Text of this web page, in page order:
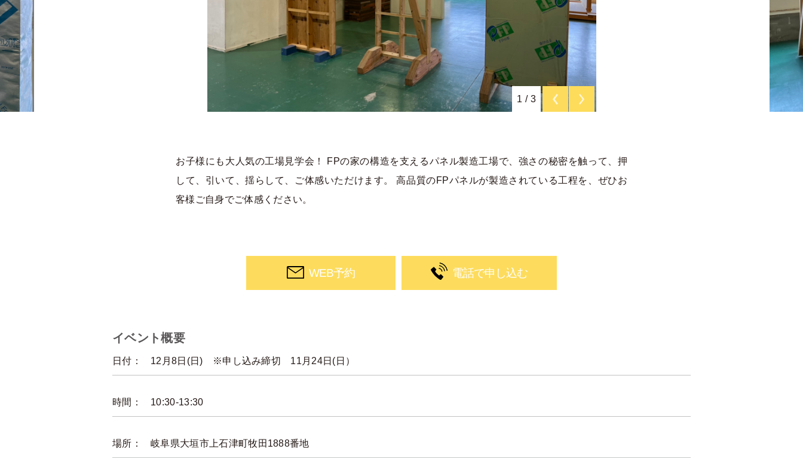
1 / 3
お子様にも大人気の工場見学会！ FPの家の構造を支えるパネル製造工場で、強さの秘密を触って、押
して、引いて、揺らして、ご体感いただけます。 高品質のFPパネルが製造されている工程を、ぜひお
客様ご自身でご体感ください。
WEB予約 電話で申し込む
イベント概要
日付： 12月8日(日) ※申し込み締切 11月24日(日）
時間： 10:30-13:30
場所： 岐阜県大垣市上石津町牧田1888番地